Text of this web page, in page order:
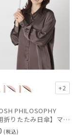
+2
PHILOSOPHY
【晴雨兼用折りたたみ日傘】マッキントッシュ フィロソフィー (MACKINTOSH PHILOSOPHY)シャンブレーワンポイントロゴ
(税込)